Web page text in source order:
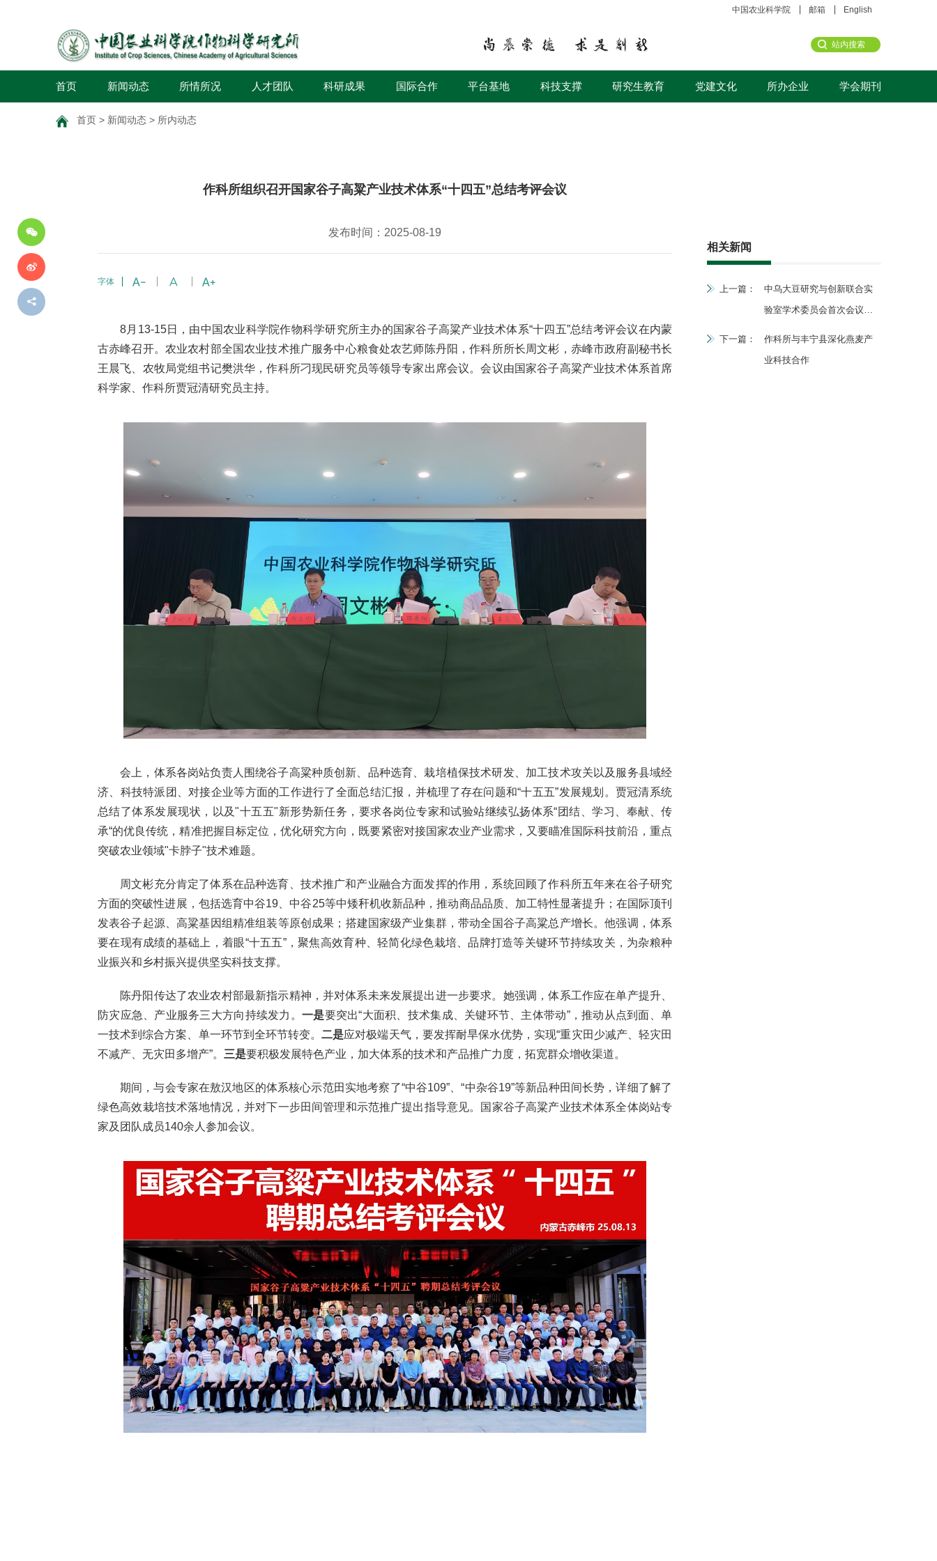
中国农业科学院 邮箱 English
首页 新闻动态 所情所况 人才团队 科研成果 国际合作 平台基地 科技支撑 研究生教育 党建文化 所办企业 学会期刊
首页 > 新闻动态 > 所内动态
作科所组织召开国家谷子高粱产业技术体系“十四五”总结考评会议
发布时间：2025-08-19
字体
8月13-15日，由中国农业科学院作物科学研究所主办的国家谷子高粱产业技术体系“十四五”总结考评会议在内蒙
古赤峰召开。农业农村部全国农业技术推广服务中心粮食处农艺师陈丹阳，作科所所长周文彬，赤峰市政府副秘书长
王晨飞、农牧局党组书记樊洪华，作科所刁现民研究员等领导专家出席会议。会议由国家谷子高粱产业技术体系首席
科学家、作科所贾冠清研究员主持。
会上，体系各岗站负责人围绕谷子高粱种质创新、品种选育、栽培植保技术研发、加工技术攻关以及服务县域经
济、科技特派团、对接企业等方面的工作进行了全面总结汇报，并梳理了存在问题和“十五五”发展规划。贾冠清系统
总结了体系发展现状，以及"十五五"新形势新任务，要求各岗位专家和试验站继续弘扬体系“团结、学习、奉献、传
承“的优良传统，精准把握目标定位，优化研究方向，既要紧密对接国家农业产业需求，又要瞄准国际科技前沿，重点
突破农业领域"卡脖子"技术难题。
周文彬充分肯定了体系在品种选育、技术推广和产业融合方面发挥的作用，系统回顾了作科所五年来在谷子研究
方面的突破性进展，包括选育中谷19、中谷25等中矮秆机收新品种，推动商品品质、加工特性显著提升；在国际顶刊
发表谷子起源、高粱基因组精准组装等原创成果；搭建国家级产业集群，带动全国谷子高粱总产增长。他强调，体系
要在现有成绩的基础上，着眼“十五五”，聚焦高效育种、轻简化绿色栽培、品牌打造等关键环节持续攻关，为杂粮种
业振兴和乡村振兴提供坚实科技支撑。
陈丹阳传达了农业农村部最新指示精神，并对体系未来发展提出进一步要求。她强调，体系工作应在单产提升、
防灾应急、产业服务三大方向持续发力。 一是要突出“大面积、技术集成、关键环节、主体带动”，推动从点到面、单
一技术到综合方案、单一环节到全环节转变。二是应对极端天气，要发挥耐旱保水优势，实现“重灾田少减产、轻灾田
不减产、无灾田多增产”。 三是要积极发展特色产业，加大体系的技术和产品推广力度，拓宽群众增收渠道。
期间，与会专家在敖汉地区的体系核心示范田实地考察了“中谷109”、“中杂谷19”等新品种田间长势，详细了解了
绿色高效栽培技术落地情况，并对下一步田间管理和示范推广提出指导意见。国家谷子高粱产业技术体系全体岗站专
家及团队成员140余人参加会议。
相关新闻
上一篇：
中乌大豆研究与创新联合实
验室学术委员会首次会议在
下一篇：
作科所与丰宁县深化燕麦产
业科技合作